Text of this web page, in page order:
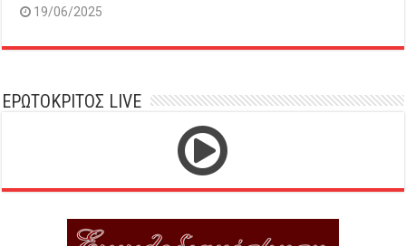
19/06/2025
ΕΡΩΤΟΚΡΙΤΟΣ LIVE